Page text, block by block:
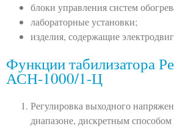
блоки управления систем
лабораторные установки;
изделия, содержащие
Функции табилизатора
АСН-1000/1-Ц
Регулировка выходного
диапазоне, дискретным